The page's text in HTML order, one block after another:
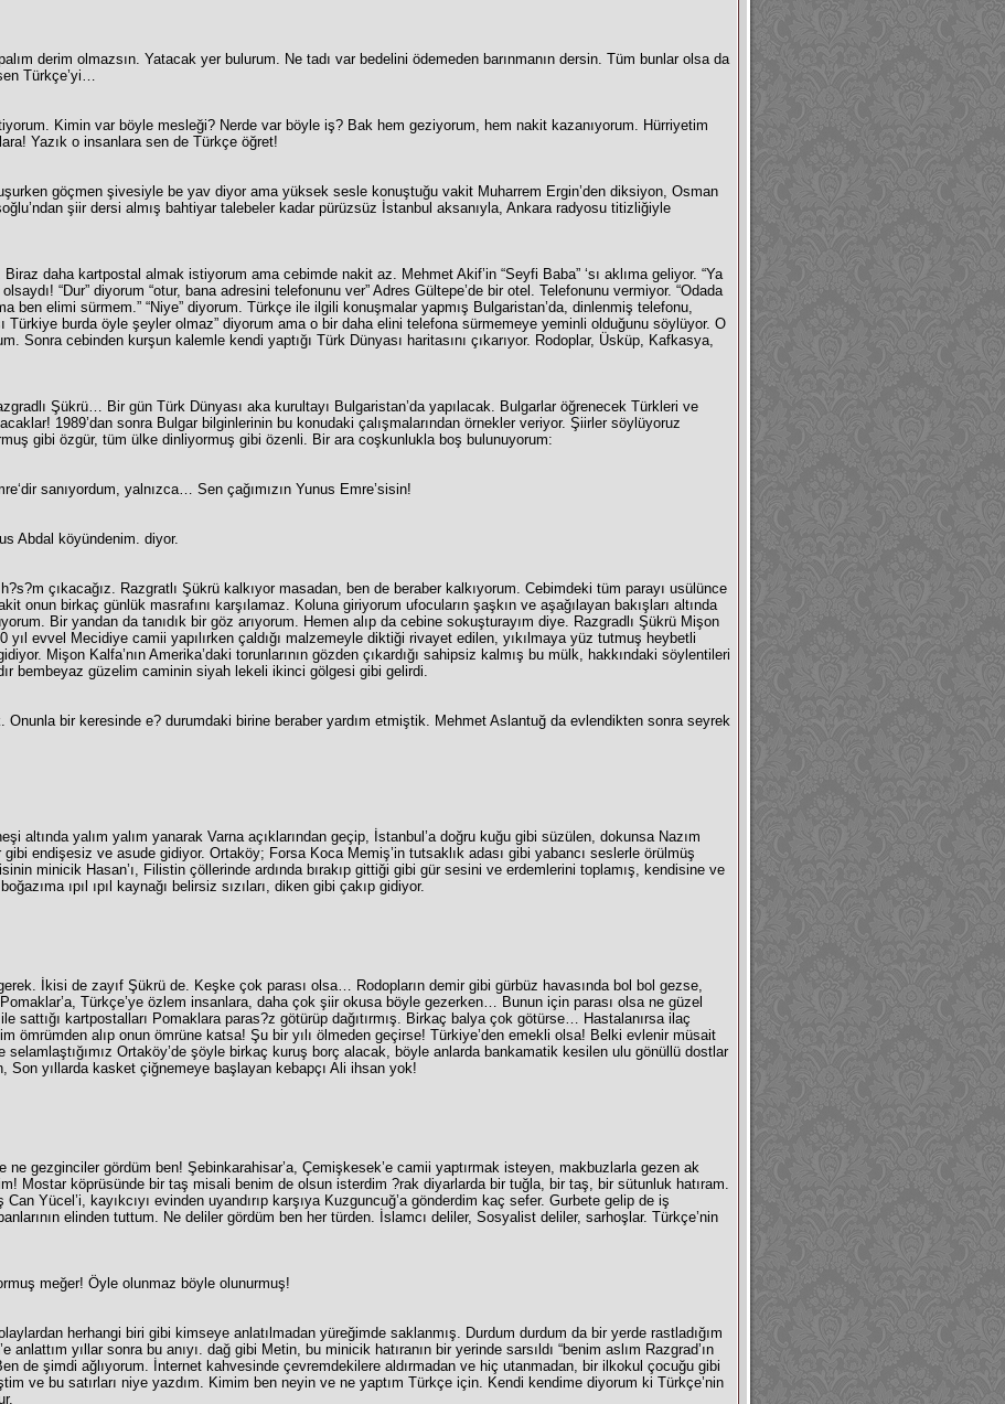
derim olmazsın. Yatacak yer bulurum. Ne tadı var bedelini ödemeden barınmanın dersin. Tüm bunlar olsa da
Türkçe’yi…
Kimin var böyle mesleği? Nerde var böyle iş? Bak hem geziyorum, hem nakit kazanıyorum. Hürriyetim
Yazık o insanlara sen de Türkçe öğret!
göçmen şivesiyle be yav diyor ama yüksek sesle konuştuğu vakit Muharrem Ergin’den diksiyon, Osman
şiir dersi almış bahtiyar talebeler kadar pürüzsüz İstanbul aksanıyla, Ankara radyosu titizliğiyle
daha kartpostal almak istiyorum ama cebimde nakit az. Mehmet Akif’in “Seyfi Baba” ‘sı aklıma geliyor. “Ya
“Dur” diyorum “otur, bana adresini telefonunu ver” Adres Gültepe’de bir otel. Telefonunu vermiyor. “Odada
ben elimi sürmem.” “Niye” diyorum. Türkçe ile ilgili konuşmalar yapmış Bulgaristan’da, dinlenmiş telefonu,
Türkiye burda öyle şeyler olmaz” diyorum ama o bir daha elini telefona sürmemeye yeminli olduğunu söylüyor. O
Sonra cebinden kurşun kalemle kendi yaptığı Türk Dünyası haritasını çıkarıyor. Rodoplar, Üsküp, Kafkasya,
Şükrü… Bir gün Türk Dünyası aka kurultayı Bulgaristan’da yapılacak. Bulgarlar öğrenecek Türkleri ve
1989’dan sonra Bulgar bilginlerinin bu konudaki çalışmalarından örnekler veriyor. Şiirler söylüyoruz
gibi özgür, tüm ülke dinliyormuş gibi özenli. Bir ara coşkunlukla boş bulunuyorum:
sanıyordum, yalnızca… Sen çağımızın Yunus Emre’sisin!
Abdal köyündenim. diyor.
çıkacağız. Razgratlı Şükrü kalkıyor masadan, ben de beraber kalkıyorum. Cebimdeki tüm parayı usülünce
onun birkaç günlük masrafını karşılamaz. Koluna giriyorum ufocuların şaşkın ve aşağılayan bakışları altında
Bir yandan da tanıdık bir göz arıyorum. Hemen alıp da cebine sokuşturayım diye. Razgradlı Şükrü Mişon
yıl evvel Mecidiye camii yapılırken çaldığı malzemeyle diktiği rivayet edilen, yıkılmaya yüz tutmuş heybetli
Mişon Kalfa’nın Amerika’daki torunlarının gözden çıkardığı sahipsiz kalmış bu mülk, hakkındaki söylentileri
bembeyaz güzelim caminin siyah lekeli ikinci gölgesi gibi gelirdi.
Onunla bir keresinde e? durumdaki birine beraber yardım etmiştik. Mehmet Aslantuğ da evlendikten sonra seyrek
altında yalım yalım yanarak Varna açıklarından geçip, İstanbul’a doğru kuğu gibi süzülen, dokunsa Nazım
endişesiz ve asude gidiyor. Ortaköy; Forsa Koca Memiş’in tutsaklık adası gibi yabancı seslerle örülmüş
minicik Hasan’ı, Filistin çöllerinde ardında bırakıp gittiği gibi gür sesini ve erdemlerini toplamış, kendisine ve
ıpıl ıpıl kaynağı belirsiz sızıları, diken gibi çakıp gidiyor.
İkisi de zayıf Şükrü de. Keşke çok parası olsa… Rodopların demir gibi gürbüz havasında bol bol gezse,
Türkçe’ye özlem insanlara, daha çok şiir okusa böyle gezerken… Bunun için parası olsa ne güzel
sattığı kartpostalları Pomaklara paras?z götürüp dağıtırmış. Birkaç balya çok götürse… Hastalanırsa ilaç
alıp onun ömrüne katsa! Şu bir yılı ölmeden geçirse! Türkiye’den emekli olsa! Belki evlenir müsait
Ortaköy’de şöyle birkaç kuruş borç alacak, böyle anlarda bankamatik kesilen ulu gönüllü dostlar
Son yıllarda kasket çiğnemeye başlayan kebapçı Ali ihsan yok!
ne gezginciler gördüm ben! Şebinkarahisar’a, Çemişkesek’e camii yaptırmak isteyen, makbuzlarla gezen ak
Mostar köprüsünde bir taş misali benim de olsun isterdim ?rak diyarlarda bir tuğla, bir taş, bir sütunluk hatıram.
Yücel’i, kayıkcıyı evinden uyandırıp karşıya Kuzguncuğ’a gönderdim kaç sefer. Gurbete gelip de iş
elinden tuttum. Ne deliler gördüm ben her türden. İslamcı deliler, Sosyalist deliler, sarhoşlar. Türkçe’nin
meğer! Öyle olunmaz böyle olunurmuş!
herhangi biri gibi kimseye anlatılmadan yüreğimde saklanmış. Durdum durdum da bir yerde rastladığım
anlattım yıllar sonra bu anıyı. dağ gibi Metin, bu minicik hatıranın bir yerinde sarsıldı “benim aslım Razgrad’ın
de şimdi ağlıyorum. İnternet kahvesinde çevremdekilere aldırmadan ve hiç utanmadan, bir ilkokul çocuğu gibi
ve bu satırları niye yazdım. Kimim ben neyin ve ne yaptım Türkçe için. Kendi kendime diyorum ki Türkçe’nin